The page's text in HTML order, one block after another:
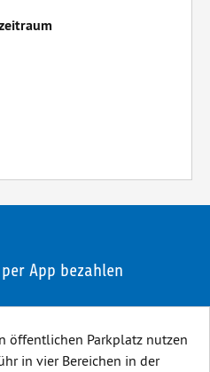
App bezahlen
öffentlichen Parkplatz nutzen
in vier Bereichen in der